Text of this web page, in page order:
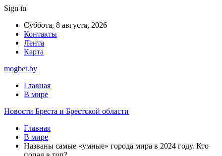
Sign in
Суббота, 8 августа, 2026
Контакты
Лента
Карта
mogbet.by
Главная
В мире
Новости Бреста и Брестской области
Главная
В мире
Названы самые «умные» города мира в 2024 году. Кто